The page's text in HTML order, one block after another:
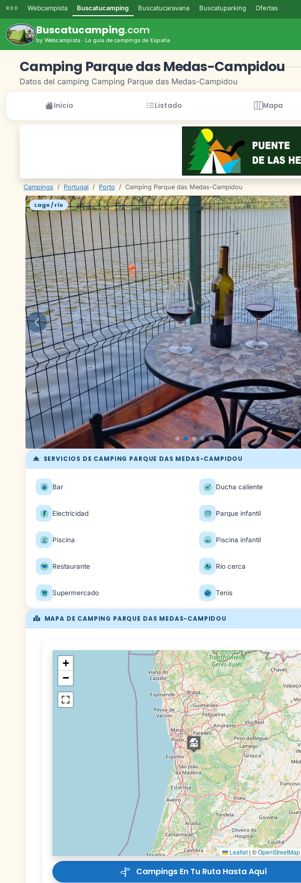
RED Webcampista Buscatucamping Buscatucaravana Buscatuparking Ofertas
Buscatucamping.com
by Webcampista · La guía de campings de España
Camping Parque das Medas-Campidou
Datos del camping Camping Parque das Medas-Campidou
Inicio Listado Mapa
Campings / Portugal / Porto / Camping Parque das Medas-Campidou
Lago / río
Anterior
SERVICIOS DE CAMPING PARQUE DAS MEDAS-CAMPIDOU
Bar Ducha caliente
Electricidad Parque infantil
Piscina Piscina infantil
Restaurante Río cerca
Supermercado Tenis
MAPA DE CAMPING PARQUE DAS MEDAS-CAMPIDOU
+
−
Leaflet | ©OpenStreetMap
Campings En Tu Ruta Hasta Aquí